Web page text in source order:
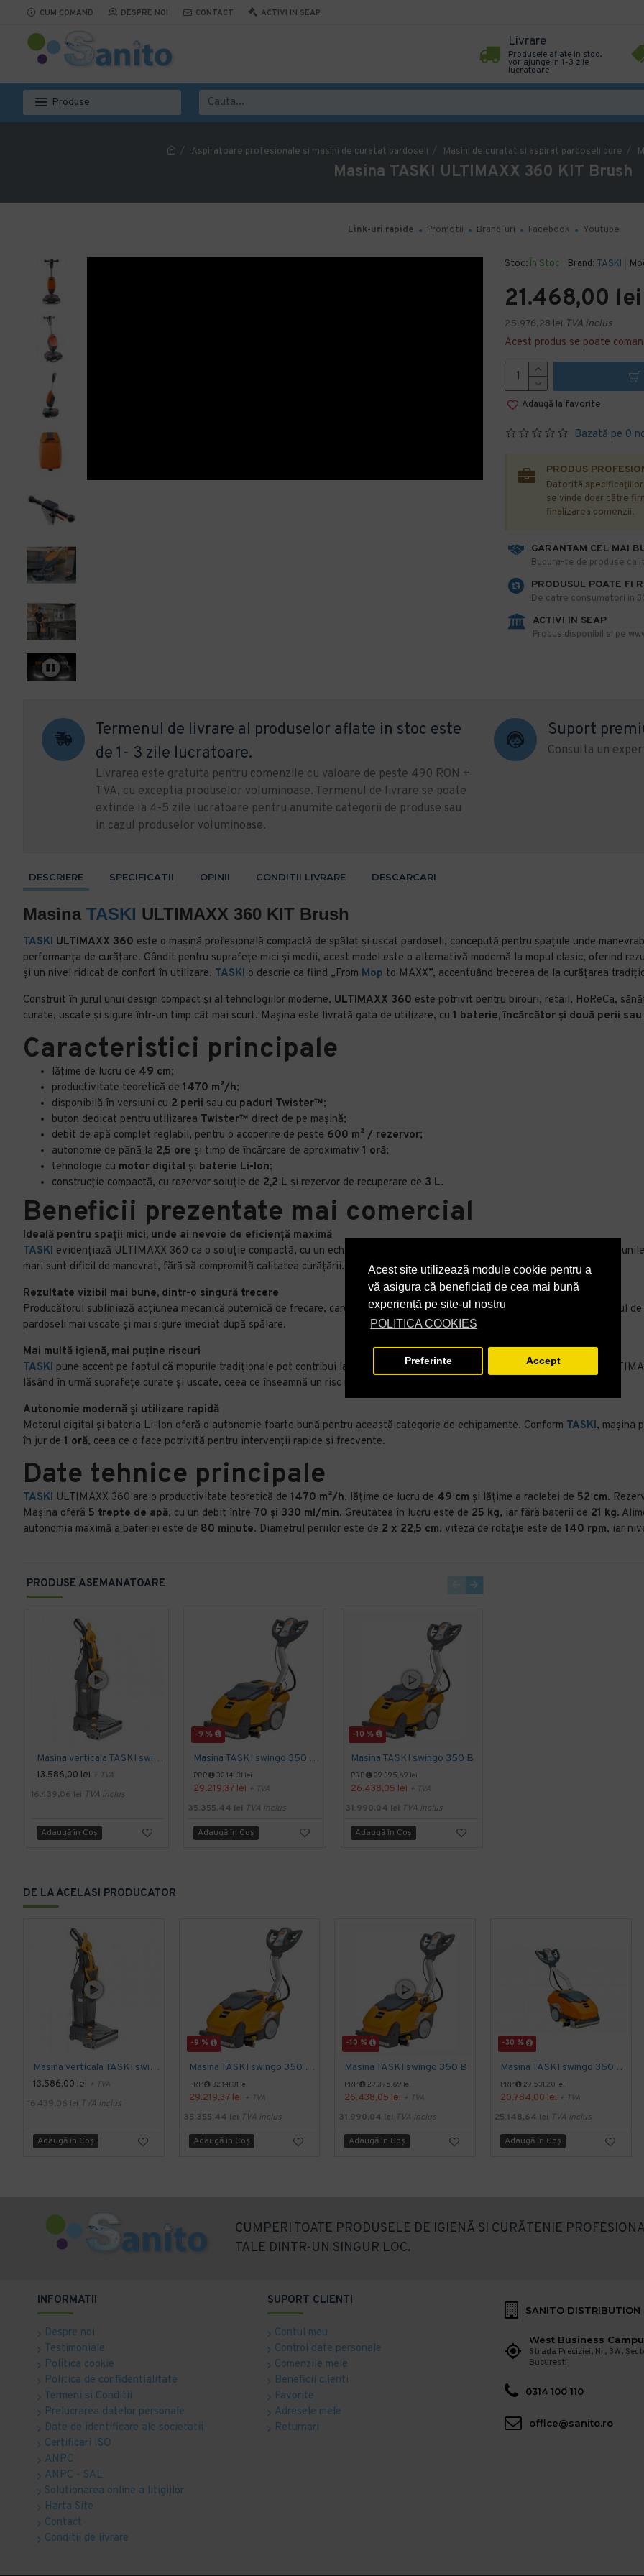
Acest site utilizează module cookie pentru a
vă asigura că beneficiați de cea mai bună
experiență pe site-ul nostru
POLITICA COOKIES
Preferinte Accept
CUM COMAND DESPRE NOI CONTACT ACTIVI IN SEAP
Livrare
Produsele aflate in stoc,
vor ajunge in 1-3 zile
lucratoare
Produse
Aspiratoare profesionale si masini de curatat pardoseli Masini de curatat si aspirat pardoseli dure
Masina TASKI ULTIMAXX 360 KIT Brush
Link-uri rapide Promotii Brand-uri Facebook Youtube
Stoc: În Stoc Brand: TASKI
Bazată pe 0
21.468,00 lei
25.976,28 lei TVA inclus
Acest produs se poate
Adaugă la favorite
GARANTAM CEL MAI
​Bucura-te de produse
PRODUSUL POATE FI
De catre consumatori in
ACTIVI IN SEAP
Produs disponibil si pe
PRODUS
Datorită
se vinde doar către
finalizarea comenzii.
Termenul de livrare al produselor aflate in stoc este
de 1- 3 zile lucratoare.
Livrarea este gratuita pentru comenzile cu valoare de peste 490 RON +
TVA, cu exceptia produselor voluminoase. Termenul de livrare se poate
extinde la 4-5 zile lucratoare pentru anumite categorii de produse sau
in cazul produselor voluminoase.
Suport
Consulta un
PRODUSE ASEMANATOARE
Masina verticala TASKI swingo 150 E EURO, 1100W
13.586,00 lei + TVA
16.439,06 lei TVA inclus
Adaugă în Coş
-9 %
Masina TASKI swingo 350 B BMS EURO
PRP 32.141,31 lei
29.219,37 lei + TVA
35.355,44 lei TVA inclus
Adaugă în Coş
-10 %
Masina TASKI swingo 350 B
PRP 29.395,69 lei
26.438,05 lei + TVA
31.990,04 lei TVA inclus
Adaugă în Coş
DE LA ACELASI PRODUCATOR
Masina verticala TASKI swingo 150 E EURO, 1100W
13.586,00 lei + TVA
16.439,06 lei TVA inclus
Adaugă în Coş
-9 %
Masina TASKI swingo 350 B BMS EURO
PRP 32.141,31 lei
29.219,37 lei + TVA
35.355,44 lei TVA inclus
Adaugă în Coş
-10 %
Masina TASKI swingo 350 B
PRP 29.395,69 lei
26.438,05 lei + TVA
31.990,04 lei TVA inclus
Adaugă în Coş
-30 %
Masina TASKI swingo 350 E EURO
PRP 29.531,20 lei
20.784,00 lei + TVA
25.148,64 lei TVA inclus
Adaugă în Coş
DESCRIERE SPECIFICATII OPINII CONDITII LIVRARE DESCARCARI
Masina TASKI ULTIMAXX 360 KIT Brush
TASKI ULTIMAXX 360 este o mașină profesională compactă de spălat și uscat pardoseli, concepută pentru spațiile unde
performanța de curățare. Gândit pentru suprafețe mici și medii, acest model este o alternativă modernă la mopul clasic, oferind
și un nivel ridicat de confort în utilizare. TASKI o descrie ca fiind „From Mop to MAXX”, accentuând trecerea de la curățarea
Construit în jurul unui design compact și al tehnologiilor moderne, ULTIMAXX 360 este potrivit pentru birouri, retail, HoReCa,
curate, uscate și sigure într-un timp cât mai scurt. Mașina este livrată gata de utilizare, cu 1 baterie, încărcător și două perii
Caracteristici principale
lățime de lucru de 49 cm;
productivitate teoretică de 1470 m²/h;
disponibilă în versiuni cu 2 perii sau cu paduri Twister™;
buton dedicat pentru utilizarea Twister™ direct de pe mașină;
debit de apă complet reglabil, pentru o acoperire de peste 600 m² / rezervor;
autonomie de până la 2,5 ore și timp de încărcare de aproximativ 1 oră;
tehnologie cu motor digital și baterie Li-Ion;
construcție compactă, cu rezervor soluție de 2,2 L și rezervor de recuperare de 3 L.
Beneficii prezentate mai comercial
Ideală pentru spații mici, unde ai nevoie de eficiență maximă
TASKI evidențiază ULTIMAXX 360 ca o soluție compactă, cu un echilibru foarte bun între productivitate și autonomie.
mari sunt dificil de manevrat, fără să compromită calitatea curățării.
Rezultate vizibil mai bune, dintr-o singură trecere
Producătorul subliniază acțiunea mecanică puternică de frecare, care contribuie la o curățare vizibil superioară. În plus, sistemul
pardoseli mai uscate și mai sigure imediat după spălare.
Mai multă igienă, mai puține riscuri
TASKI pune accent pe faptul că mopurile tradiționale pot contribui la apariția mirosurilor neplăcute și a riscurilor de igienă.
lăsând în urmă suprafețe curate și uscate, ceea ce înseamnă un risc mai redus de contaminare și de alunecare.
Autonomie modernă și utilizare rapidă
Motorul digital și bateria Li-Ion oferă o autonomie foarte bună pentru această categorie de echipamente. Conform TASKI, mașina
în jur de 1 oră, ceea ce o face potrivită pentru intervenții rapide și frecvente.
Date tehnice principale
TASKI ULTIMAXX 360 are o productivitate teoretică de 1470 m²/h, lățime de lucru de 49 cm și lățime a racletei de 52 cm.
Mașina oferă 5 trepte de apă, cu un debit între 70 și 330 ml/min. Greutatea în lucru este de 25 kg, iar fără baterii de 21 kg.
autonomia maximă a bateriei este de 80 minute. Diametrul periilor este de 2 x 22,5 cm, viteza de rotație este de 140 rpm, iar
CUMPERI TOATE PRODUSELE DE IGIENĂ SI CURĂTENIE
TALE DINTR-UN SINGUR LOC.
INFORMATII
Despre noi
Testimoniale
Politica cookie
Politica de confidentialitate
Termeni si Conditii
Prelucrarea datelor personale
Date de identificare ale societatii
Certificari ISO
ANPC
ANPC - SAL
Solutionarea online a litigiilor
Harta Site
Contact
Conditii de livrare
SUPORT CLIENTI
Contul meu
Control date personale
Comenzile mele
Beneficii clienti
Favorite
Adresele mele
Returnari
SANITO DISTRIBUTION
West Business
Strada Preciziei, Nr, 3W,
Bucuresti
0314 100 110
office@sanito.ro